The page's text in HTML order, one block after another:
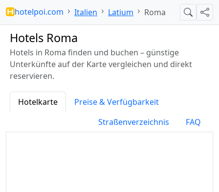
hotelpoi.com Italien Latium Roma Suche
Hotels Roma
Hotels in Roma finden und buchen – günstige
Unterkünfte auf der Karte vergleichen und direkt
reservieren.
Hotelkarte
Preise & Verfügbarkeit
Straßenverzeichnis
FAQ